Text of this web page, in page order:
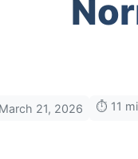
21, 2026 ⏱️ 11